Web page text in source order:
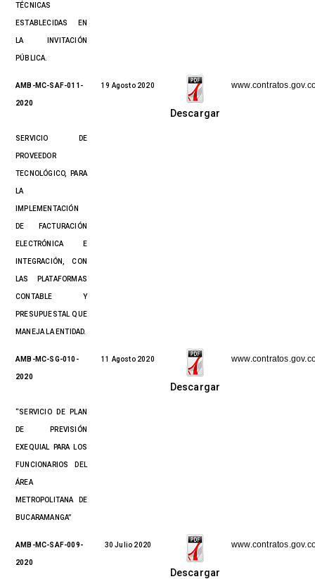
TÉCNICAS
ESTABLECIDAS EN
LA INVITACIÓN
PÚBLICA.
AMB-MC-SAF-011-
2020
SERVICIO DE
PROVEEDOR
TECNOLÓGICO, PARA
LA
IMPLEMENTACIÓN
DE FACTURACIÓN
ELECTRÓNICA E
INTEGRACIÓN, CON
LAS PLATAFORMAS
CONTABLE Y
PRESUPUESTAL QUE
MANEJA LA ENTIDAD.
19 Agosto 2020
Descargar
AMB-MC-SG-010-
2020
“SERVICIO DE PLAN
DE PREVISIÓN
EXEQUIAL PARA LOS
FUNCIONARIOS DEL
ÁREA
METROPOLITANA DE
BUCARAMANGA”
11 Agosto 2020
Descargar
AMB-MC-SAF-009-
2020
30 Julio 2020
Descargar